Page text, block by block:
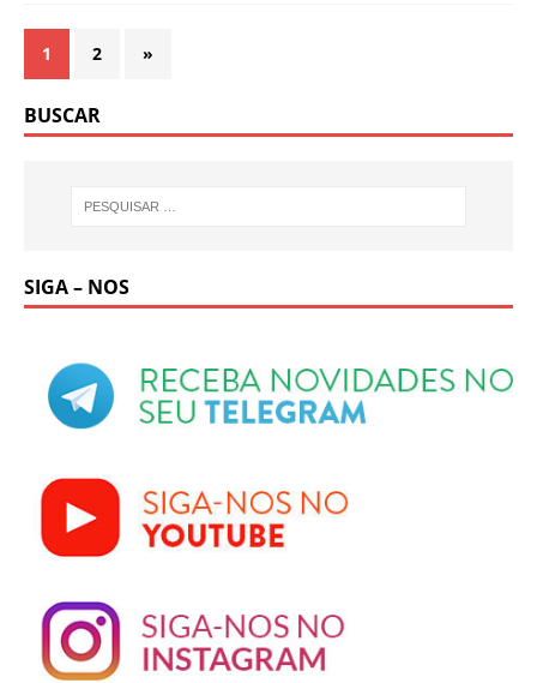
1 2 »
BUSCAR
SIGA – NOS